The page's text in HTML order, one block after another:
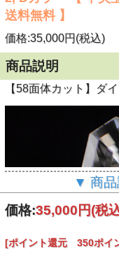
送料無料 】
価格:35,000円(税込)
商品説明
【58面体カット】ダ
▼ 商品
価格:35,000円(税
[ポイント還元 350ポイ